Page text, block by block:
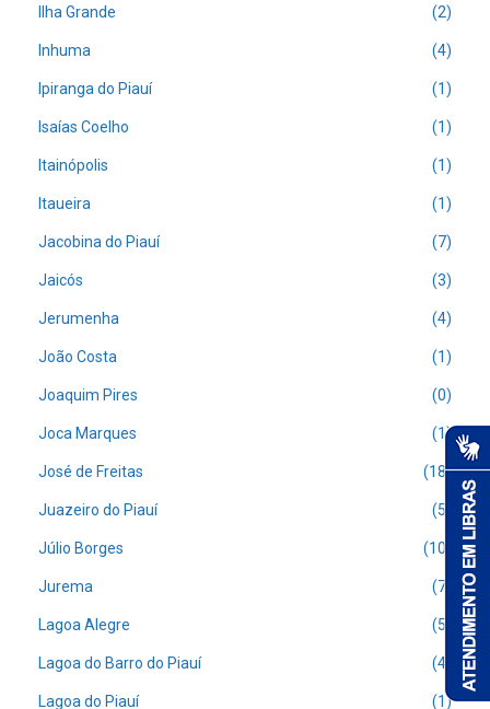
Ilha Grande (2)
Inhuma (4)
Ipiranga do Piauí (1)
Isaías Coelho (1)
Itainópolis (1)
Itaueira (1)
Jacobina do Piauí (7)
Jaicós (3)
Jerumenha (4)
João Costa (1)
Joaquim Pires (0)
Joca Marques (1)
José de Freitas (18)
Juazeiro do Piauí (5)
Júlio Borges (10)
Jurema (7)
Lagoa Alegre (5)
Lagoa do Barro do Piauí (4)
Lagoa do Piauí (1)